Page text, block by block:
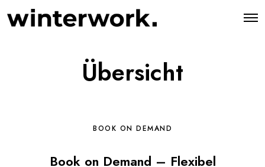
O
Übersicht
BOOK ON DEMAND
Book on Demand – Flexibel